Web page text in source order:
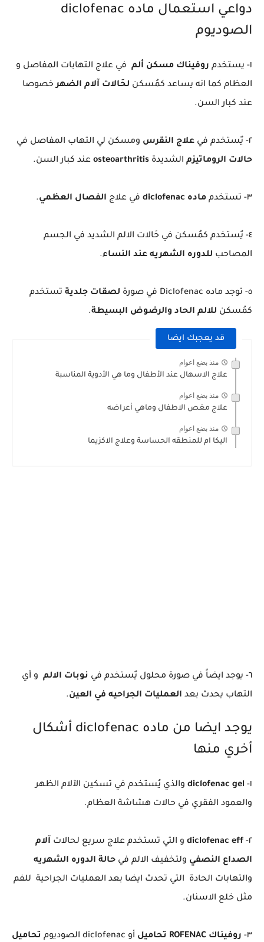
دواعي استعمال ماده diclofenac
الصوديوم
١- يستخدم روفيناك مسكن ألم في علاج التهابات المفاصل و
العظام كما انه يساعد كمُسكن لحَالات آلام الضهرخصوصا
عند كبار السن.
٢- يٌستخدم في علاج النقرس ومسكن لي التهاب المفاصل في
حالات الروماتيزم الشديدة osteoarthritis عند كبار السن.
٣- تستخدم ماده diclofenac في علاج الفصال العظمي.
٤- يٌستخدم كمُسكن في حَالات الالم الشديد في الجسم
المصاحب للدوره الشهريه عند النساء.
٥- توجد ماده Diclofenac في صورة لصقات جلدية تستخدم
كمُسكن للالم الحاد والرضوض البسيطة.
قد يعجبك ايضا
منذ بضع اعوام
علاج الاسهال عند الأطفال وما هي الأدوية المناسبة
منذ بضع اعوام
علاج مغص الاطفال وماهي أعراضه
منذ بضع اعوام
اليكا ام للمنطقه الحساسة وعلاج الاكزيما
٦- يوجد ايضاً في صورة محلول يٌستخدم في نوبات الالم و أي
التهاب يحدث بعد العمليات الجراحيه في العين.
يوجد ايضا من ماده diclofenac أشكال
أخري منها
١- diclofenac gel والذي يٌستخدم في تسكين الآلام الظهر
والعمود الفقري في حالات هشاشة العظام.
٢- diclofenac eff و التي تستخدم علاج سريع لحالات آلام
الصداع النصفي ولتخفيف الالم في حالة الدوره الشهريه
والتهابات الحادة التي تحدث ايضا بعد العمليات الجراحية للفم
مثل خلع الاسنان.
٣- روفيناك ROFENAC تحاميل أو diclofenac الصوديوم
تحاميل